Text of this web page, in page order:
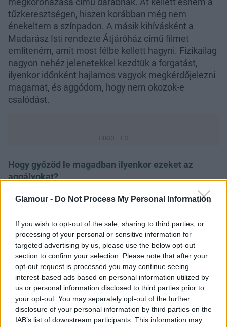
Glamour - Do Not Process My Personal Information
If you wish to opt-out of the sale, sharing to third parties, or
processing of your personal or sensitive information for
targeted advertising by us, please use the below opt-out
section to confirm your selection. Please note that after your
opt-out request is processed you may continue seeing
interest-based ads based on personal information utilized by
us or personal information disclosed to third parties prior to
your opt-out. You may separately opt-out of the further
disclosure of your personal information by third parties on the
IAB’s list of downstream participants. This information may
tűzkeresztségen, hiszen korábban még nem
énekeltem a színpadon. A másik kihívásként a
Madarász Isti rendezte Átjáróház című filmet
említeném, amit most félbe kellett hagyni. Fizikailag
nagyon nehéz jelenetekkel kezdtük a forgatást,
ilyenkor időnként hajlamos vagyok megkérdőjelezni
magamat, és aggódom, hogy nem okozok-e
csalódást.
Hogy győzöd le magadban ilyenkor ezeket az
aggályokat?
Kommunikációval. Ha szorongok, és nem érzem jól
kérdezhetek, tanácsot kérhetek. Ilyenkor nem
azzal van a baj, hogy szakmailag nem elégedettek
velem, egyszerűen magamban kell elrendezni a
dolgokat.
Az a típus vagy, akinek jó valahová tartozni, de
hagyni kell szabadon szárnyalni?
Pontosan. Ebből a szempontból tényleg
elképesztően szerencsés vagyok. Annak ellenére,